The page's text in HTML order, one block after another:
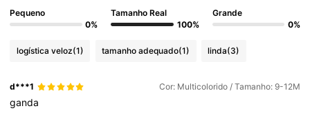
Pequeno
0%
Tamanho Real
100%
Grande
0%
logística veloz(1) tamanho adequado(1) linda(3)
d***1 Cor: Multicolorido / Tamanho: 9-12M
ganda